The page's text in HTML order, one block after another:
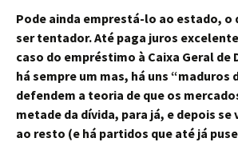
Pode ainda emprestá-lo ao estado, o
ser tentador. Até paga juros
caso do empréstimo à Caixa Geral de
há sempre um mas, há uns “maduros
defendem a teoria de que os
metade da dívida, para já, e depois se
ao resto (e há partidos que até já